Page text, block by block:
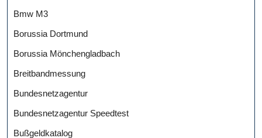
Bmw M3
Borussia Dortmund
Borussia Mönchengladbach
Breitbandmessung
Bundesnetzagentur
Bundesnetzagentur Speedtest
Bußgeldkatalog